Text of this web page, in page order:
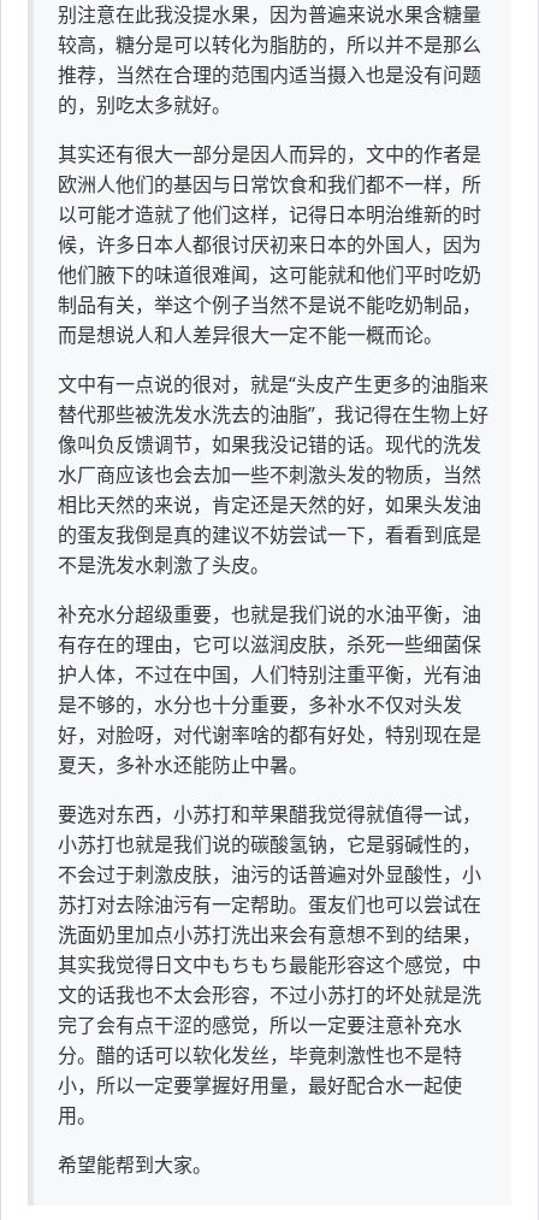
别注意在此我没提水果，因为普遍来说水果含糖量
较高，糖分是可以转化为脂肪的，所以并不是那么
推荐，当然在合理的范围内适当摄入也是没有问题
的，别吃太多就好。
其实还有很大一部分是因人而异的，文中的作者是
欧洲人他们的基因与日常饮食和我们都不一样，所
以可能才造就了他们这样，记得日本明治维新的时
候，许多日本人都很讨厌初来日本的外国人，因为
他们腋下的味道很难闻，这可能就和他们平时吃奶
制品有关，举这个例子当然不是说不能吃奶制品，
而是想说人和人差异很大一定不能一概而论。
文中有一点说的很对，就是“头皮产生更多的油脂来
替代那些被洗发水洗去的油脂”，我记得在生物上好
像叫负反馈调节，如果我没记错的话。现代的洗发
水厂商应该也会去加一些不刺激头发的物质，当然
相比天然的来说，肯定还是天然的好，如果头发油
的蛋友我倒是真的建议不妨尝试一下，看看到底是
不是洗发水刺激了头皮。
补充水分超级重要，也就是我们说的水油平衡，油
有存在的理由，它可以滋润皮肤，杀死一些细菌保
护人体，不过在中国，人们特别注重平衡，光有油
是不够的，水分也十分重要，多补水不仅对头发
好，对脸呀，对代谢率啥的都有好处，特别现在是
夏天，多补水还能防止中暑。
要选对东西，小苏打和苹果醋我觉得就值得一试，
小苏打也就是我们说的碳酸氢钠，它是弱碱性的，
不会过于刺激皮肤，油污的话普遍对外显酸性，小
苏打对去除油污有一定帮助。蛋友们也可以尝试在
洗面奶里加点小苏打洗出来会有意想不到的结果，
其实我觉得日文中もちもち最能形容这个感觉，中
文的话我也不太会形容，不过小苏打的坏处就是洗
完了会有点干涩的感觉，所以一定要注意补充水
分。醋的话可以软化发丝，毕竟刺激性也不是特
小，所以一定要掌握好用量，最好配合水一起使
用。
希望能帮到大家。